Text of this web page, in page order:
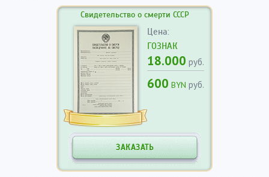
Свидетельство о смерти СССР
Цена:
ГОЗНАК
18.000 руб.
600 BYN руб.
ЗАКАЗАТЬ